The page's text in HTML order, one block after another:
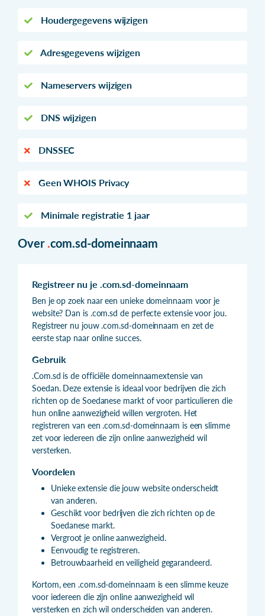
Houdergegevens wijzigen
Adresgegevens wijzigen
Nameservers wijzigen
DNS wijzigen
DNSSEC
Geen WHOIS Privacy
Minimale registratie 1 jaar
Over .com.sd-domeinnaam
Registreer nu je .com.sd-domeinnaam
Ben je op zoek naar een unieke domeinnaam voor je
website? Dan is .com.sd de perfecte extensie voor jou.
Registreer nu jouw .com.sd-domeinnaam en zet de
eerste stap naar online succes.
Gebruik
.Com.sd is de officiële domeinnaamextensie van
Soedan. Deze extensie is ideaal voor bedrijven die zich
richten op de Soedanese markt of voor particulieren die
hun online aanwezigheid willen vergroten. Het
registreren van een .com.sd-domeinnaam is een slimme
zet voor iedereen die zijn online aanwezigheid wil
versterken.
Voordelen
Unieke extensie die jouw website onderscheidt
van anderen.
Geschikt voor bedrijven die zich richten op de
Soedanese markt.
Vergroot je online aanwezigheid.
Eenvoudig te registreren.
Betrouwbaarheid en veiligheid gegarandeerd.
Kortom, een .com.sd-domeinnaam is een slimme keuze
voor iedereen die zijn online aanwezigheid wil
versterken en zich wil onderscheiden van anderen.